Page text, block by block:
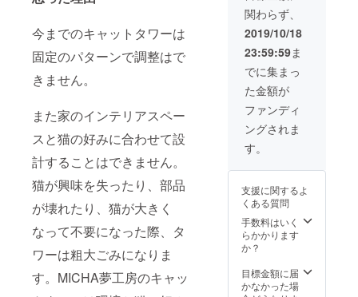
今までのキャットタワーは
固定のパターンで調整はで
きません。
また家のインテリアスペー
スと猫の好みに合わせて設
計することはできません。
猫が興味を失ったり、部品
が壊れたり、猫が大きく
なって不要になった際、タ
ワーは粗大ごみになりま
す。MICHA夢工房のキャッ
（30cm
*30cm*
1.8cm
）2枚
丸板
（10cm
*1.8cm
）２枚
そのほ
か（ネ
ジ）1
全国一
律送料
込み ・
日本へ
発送す
る際に
る場合
もあり
*30cm*
40cm）
1個
キャッ
トルー
ム(屋
上）
（20cm
*30cm*
10cm）
（15cm
6本 柱
(大)
（30cm
*7cm）
4本 麻
（30cm
*7.5cm
関わらず、
2019/10/18
23:59:59ま
でに集まっ
た金額が
ファンディ
ングされま
す。
支援に関するよ
くある質問
手数料はいく
らかかります
か？
目標金額に届
かなかった場